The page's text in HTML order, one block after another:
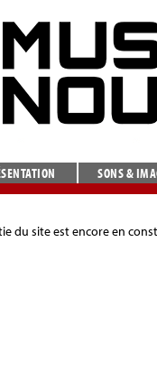
SONS &
du site est encore en